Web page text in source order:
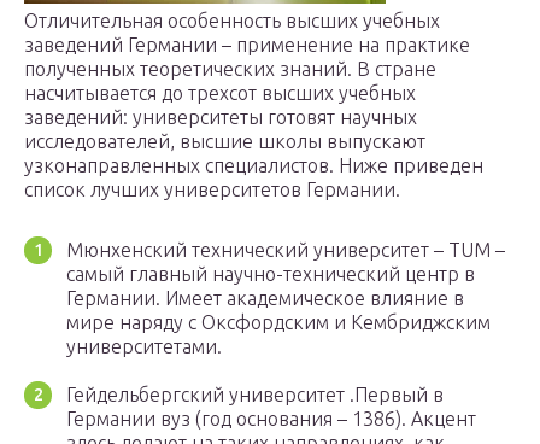
Отличительная особенность высших учебных
заведений Германии – применение на практике
полученных теоретических знаний. В стране
насчитывается до трехсот высших учебных
заведений: университеты готовят научных
исследователей, высшие школы выпускают
узконаправленных специалистов. Ниже приведен
список лучших университетов Германии.
Мюнхенский технический университет – TUM –
самый главный научно-технический центр в
Германии. Имеет академическое влияние в
мире наряду с Оксфордским и Кембриджским
университетами.
Гейдельбергский университет .Первый в
Германии вуз (год основания – 1386). Акцент